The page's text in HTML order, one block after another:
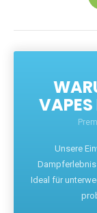
VAPES
Unsere
Ideal für